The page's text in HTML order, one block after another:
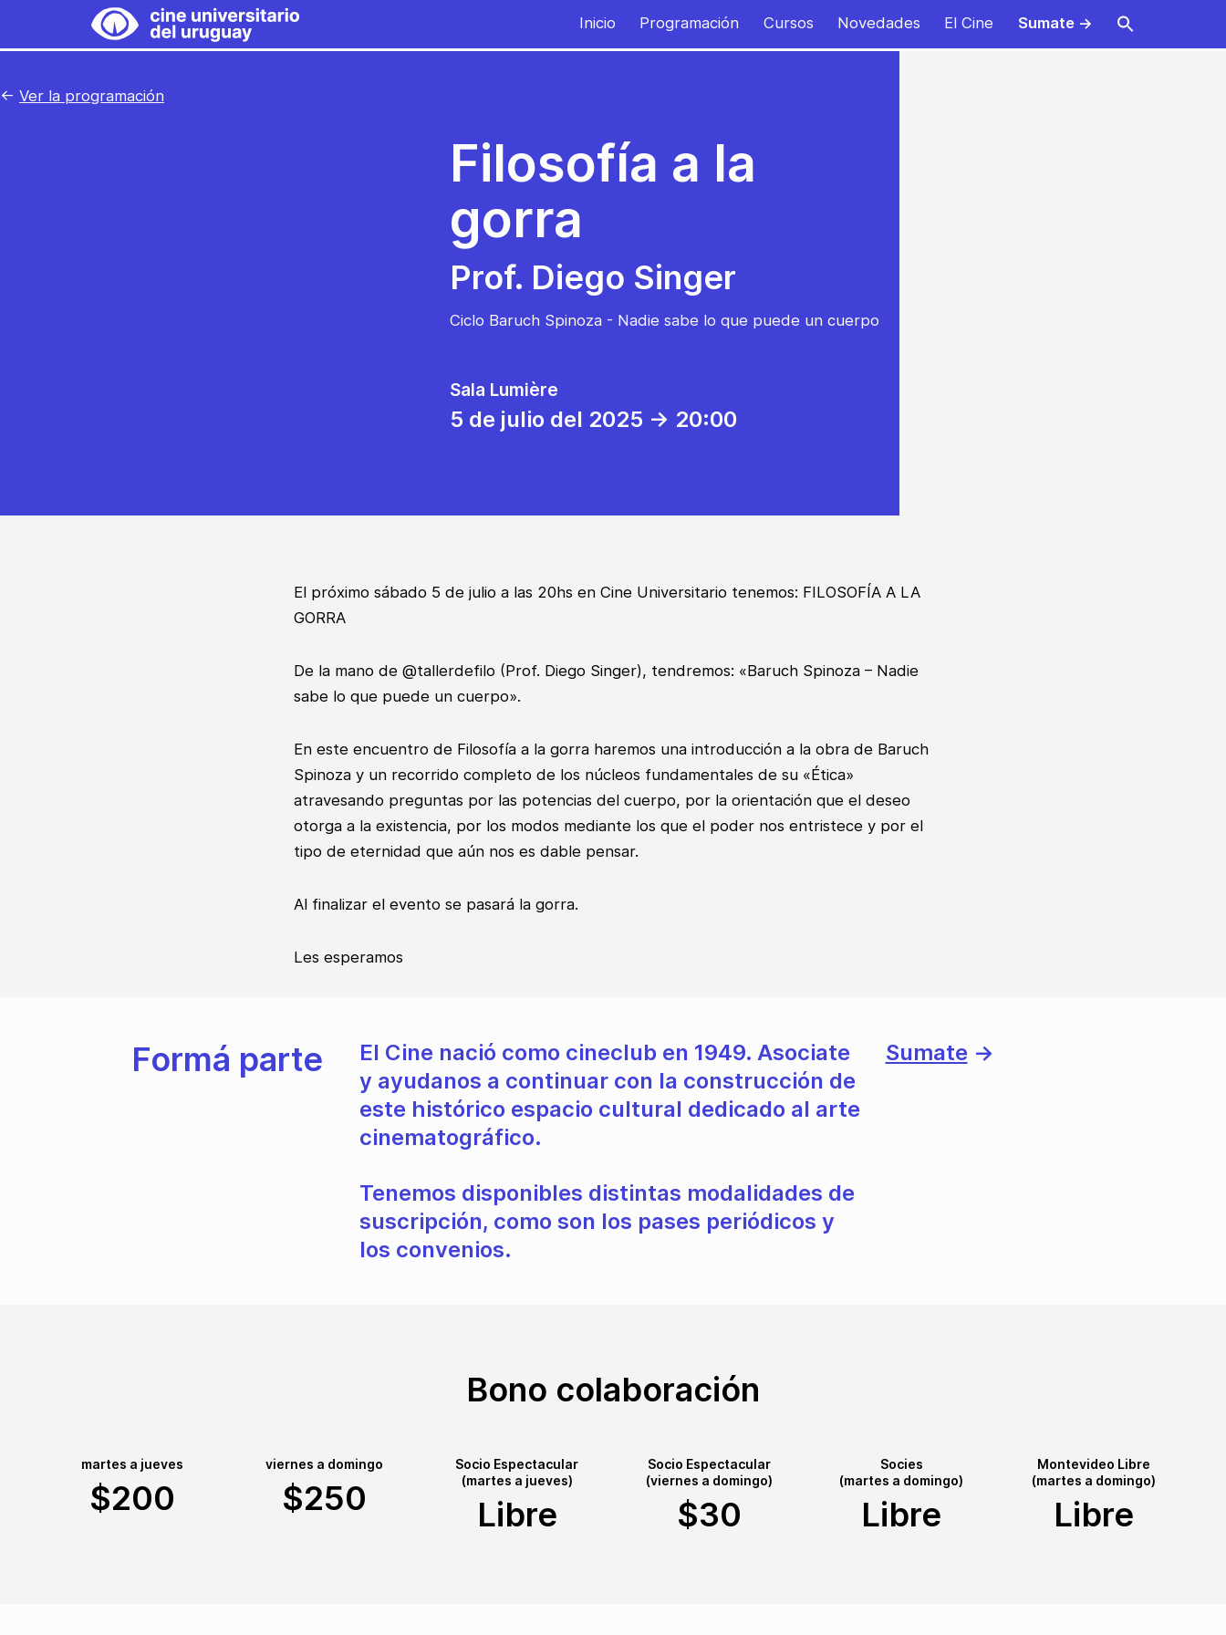
Universitario
Inicio Programación Cursos Novedades El Cine Sumate →
← Ver la programación
Filosofía a la
gorra
Prof. Diego Singer
Ciclo Baruch Spinoza - Nadie sabe lo que puede un cuerpo
Sala Lumière
5 de julio del 2025 -> 20:00
El próximo sábado 5 de julio a las 20hs en Cine Universitario tenemos: FILOSOFÍA A LA
GORRA
De la mano de @tallerdefilo (Prof. Diego Singer), tendremos: «Baruch Spinoza – Nadie
sabe lo que puede un cuerpo».
En este encuentro de Filosofía a la gorra haremos una introducción a la obra de Baruch
Spinoza y un recorrido completo de los núcleos fundamentales de su «Ética»
atravesando preguntas por las potencias del cuerpo, por la orientación que el deseo
otorga a la existencia, por los modos mediante los que el poder nos entristece y por el
tipo de eternidad que aún nos es dable pensar.
Al finalizar el evento se pasará la gorra.
Les esperamos
Formá parte
El Cine nació como cineclub en 1949. Asociate
y ayudanos a continuar con la construcción de
este histórico espacio cultural dedicado al arte
cinematográfico.
Tenemos disponibles distintas modalidades de
suscripción, como son los pases periódicos y
los convenios.
Sumate →
Bono colaboración
martes a jueves
$200
viernes a domingo
$250
Socio Espectacular
(martes a jueves)
Libre
Socio Espectacular
(viernes a domingo)
$30
Socies
(martes a domingo)
Libre
Montevideo Libre
(martes a domingo)
Libre